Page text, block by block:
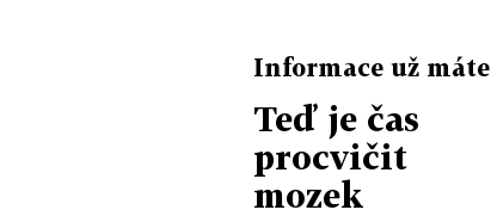
Informace už máte
Teď je čas
procvičit
mozek